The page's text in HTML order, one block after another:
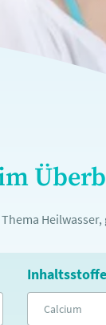
Inhaltsstoffe
Calcium